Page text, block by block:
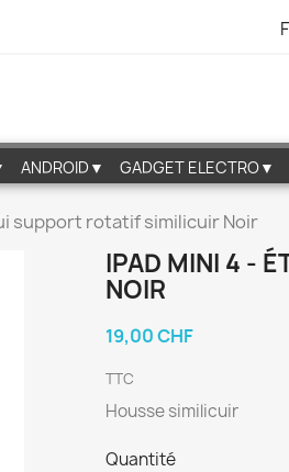
ANDROID▼ GADGET ELECTRO▼
support rotatif similicuir Noir
IPAD MINI 4 -
NOIR
19,00 CHF
TTC
Housse similicuir
Quantité